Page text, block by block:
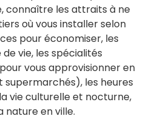
connaître les attraits à ne
où vous installer selon
pour économiser, les
vie, les spécialités
vous approvisionner en
les heures
vie culturelle et nocturne,
nature en ville.